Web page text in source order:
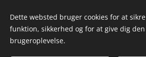
Alex Wieseltier - Uredte
Dette websted bruger cookies for at
funktion, sikkerhed og for at give dig
brugeroplevelse.